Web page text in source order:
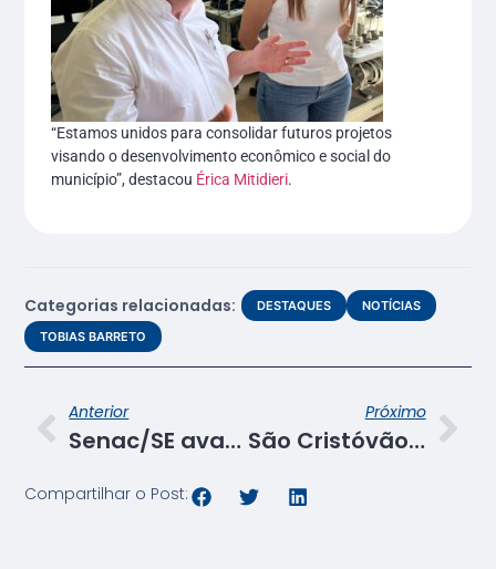
“Estamos unidos para consolidar futuros projetos
visando o desenvolvimento econômico e social do
município”, destacou Érica Mitidieri.
Categorias relacionadas: DESTAQUES
NOTÍCIAS
TOBIAS BARRETO
Anterior
Senac/SE avança nas tratativas para instalação de uma unidade em Santana do São Francisco
Próximo
São Cristóvão: Senac/SE participa da primeira visita técnica do Programa Vai Turismo
Compartilhar o Post: